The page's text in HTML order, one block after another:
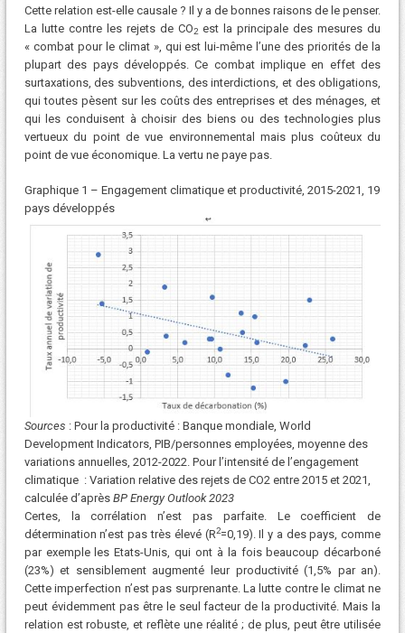
Cette relation est-elle causale ? Il y a de bonnes raisons de le penser.
La lutte contre les rejets de CO2 est la principale des mesures du
« combat pour le climat », qui est lui-même l’une des priorités de la
plupart des pays développés. Ce combat implique en effet des
surtaxations, des subventions, des interdictions, et des obligations,
qui toutes pèsent sur les coûts des entreprises et des ménages, et
qui les conduisent à choisir des biens ou des technologies plus
vertueux du point de vue environnemental mais plus coûteux du
point de vue économique. La vertu ne paye pas.
Graphique 1 – Engagement climatique et productivité, 2015-2021, 19
pays développés
Sources : Pour la productivité : Banque mondiale, World
Development Indicators, PIB/personnes employées, moyenne des
variations annuelles, 2012-2022. Pour l’intensité de l’engagement
climatique : Variation relative des rejets de CO2 entre 2015 et 2021,
calculée d’après BP Energy Outlook 2023
Certes, la corrélation n’est pas parfaite. Le coefficient de
détermination n’est pas très élevé (R2=0,19). Il y a des pays, comme
par exemple les Etats-Unis, qui ont à la fois beaucoup décarboné
(23%) et sensiblement augmenté leur productivité (1,5% par an).
Cette imperfection n’est pas surprenante. La lutte contre le climat ne
peut évidemment pas être le seul facteur de la productivité. Mais la
relation est robuste, et reflète une réalité ; de plus, peut être utilisée